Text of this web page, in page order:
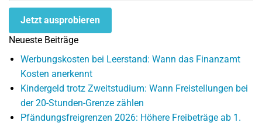
Jetzt ausprobieren
Neueste Beiträge
Werbungskosten bei Leerstand: Wann das Finanzamt
Kosten anerkennt
Kindergeld trotz Zweitstudium: Wann Freistellungen bei
der 20-Stunden-Grenze zählen
Pfändungsfreigrenzen 2026: Höhere Freibeträge ab 1.